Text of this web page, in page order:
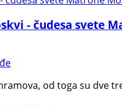
- čudesa svete
od toga su dve